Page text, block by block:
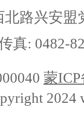
路兴安盟
真: 0482-
蒙ICP
2024